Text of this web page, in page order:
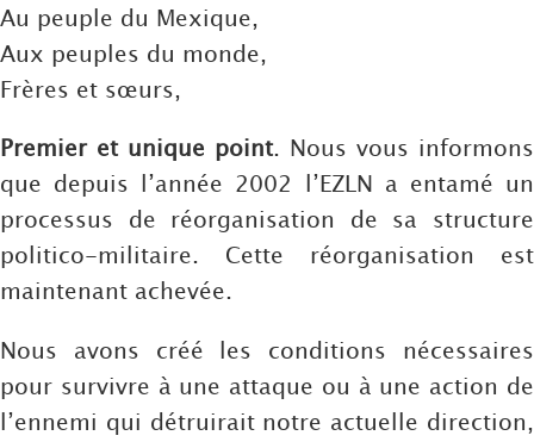
Au peuple du Mexique,
Aux peuples du monde,
Frères et sœurs,
Premier et unique point. Nous vous informons
que depuis l’année 2002 l’EZLN a entamé un
processus de réorganisation de sa structure
politico-militaire. Cette réorganisation est
maintenant achevée.
Nous avons créé les conditions nécessaires
pour survivre à une attaque ou à une action de
l’ennemi qui détruirait notre actuelle direction,